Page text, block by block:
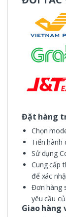
Đặt hàng
Chọn
Tiến hành
Sử dụng
Cung cấp
để xác
Đơn hàng
yêu cầu
Giao hàng